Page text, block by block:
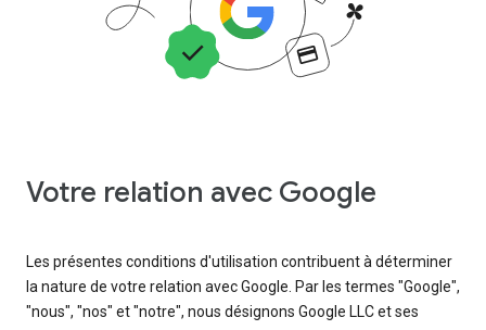
Votre relation avec Google
Les présentes conditions d'utilisation contribuent à déterminer
la nature de votre relation avec Google. Par les termes "Google",
"nous", "nos" et "notre", nous désignons Google LLC et ses